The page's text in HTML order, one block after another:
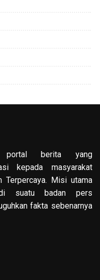
portal berita yang
kepada masyarakat
Terpercaya. Misi utama
suatu badan pers
fakta sebenarnya